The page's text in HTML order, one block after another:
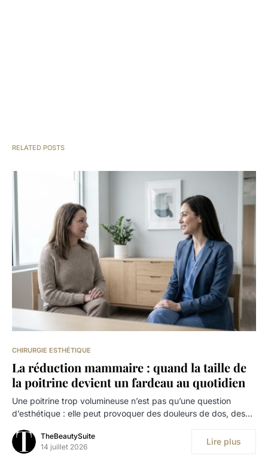
RELATED POSTS
CHIRURGIE ESTHÉTIQUE
La réduction mammaire : quand la taille de
la poitrine devient un fardeau au quotidien
Une poitrine trop volumineuse n’est pas qu’une question
d’esthétique : elle peut provoquer des douleurs de dos, des…
TheBeautySuite
14 juillet 2026
Lire plus